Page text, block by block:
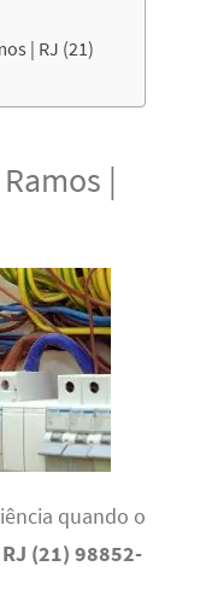
| RJ (21)
|
quando o
(21) 98852-